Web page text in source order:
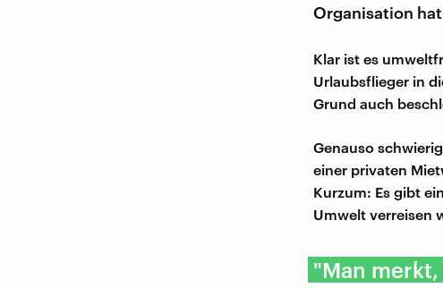
Organisation
Klar ist es
Urlaubsflieger in
Grund auch
Genauso
einer privaten
Kurzum: Es gibt
Umwelt verreisen
"Man